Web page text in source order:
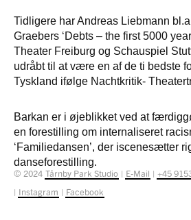
Tidligere har Andreas Liebmann
Graebers ‘Debts – the first 5000
Theater Freiburg og Schauspiel
udråbt til at være en af de ti bedste
Tyskland ifølge Nachtkritik-
Barkan er i øjeblikket ved at
en forestilling om internaliseret
‘Familiedansen’, der iscenesætter
danseforestilling.
© 2024 Tårnby Park Studio | E-Mail | +45
| Instagram | Facebook